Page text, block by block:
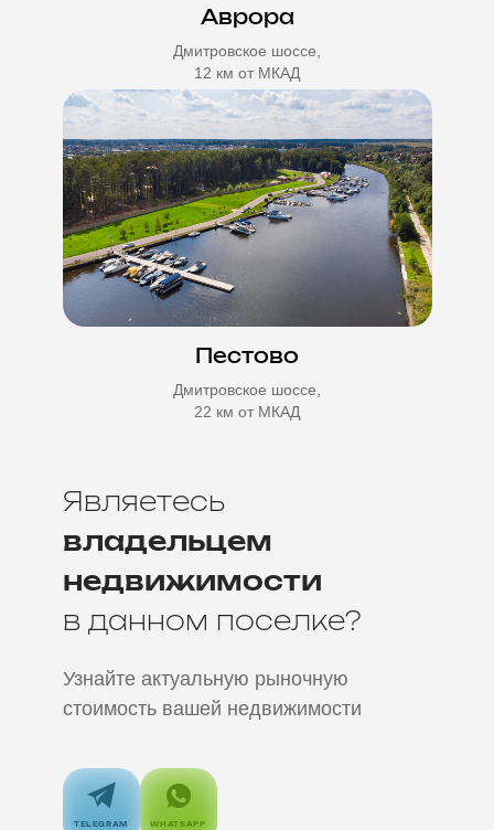
Аврора
Дмитровское шоссе,
12 км от МКАД
Пестово
Дмитровское шоссе,
22 км от МКАД
Являетесь
владельцем
недвижимости
в данном поселке?
Узнайте актуальную рыночную
стоимость вашей недвижимости
TELEGRAM WHATSAPP